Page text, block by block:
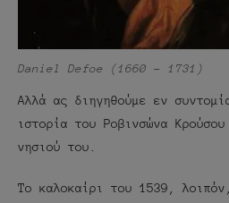
Daniel Defoe (1660 – 1731)
Αλλά ας διηγηθούμε εν
ιστορία του Ροβινσώνα
νησιού του.
Το καλοκαίρι του 1539,